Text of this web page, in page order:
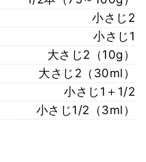
小さじ2
小さじ1
大さじ2（10g）
大さじ2（30ml）
小さじ1＋1/2
小さじ1/2（3ml）